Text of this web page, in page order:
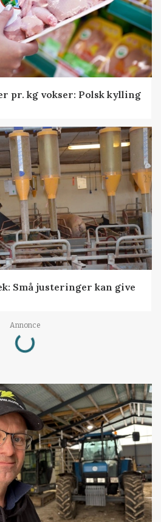
pr. kg vokser: Polsk kylling
Små justeringer kan give
Annonce
Loading...